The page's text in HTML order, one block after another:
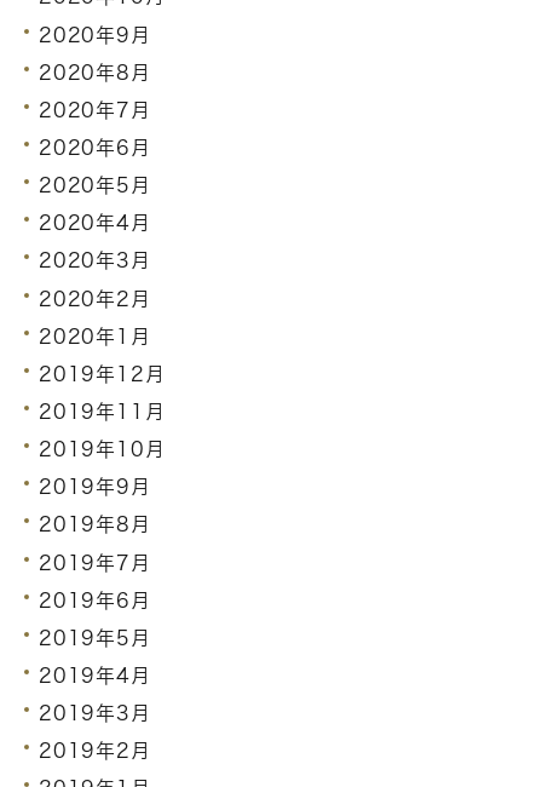
2020年9月
2020年8月
2020年7月
2020年6月
2020年5月
2020年4月
2020年3月
2020年2月
2020年1月
2019年12月
2019年11月
2019年10月
2019年9月
2019年8月
2019年7月
2019年6月
2019年5月
2019年4月
2019年3月
2019年2月